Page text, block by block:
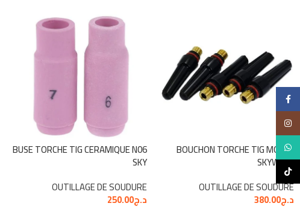
BOUCHON TORCHE TIG MOYEN
SKYWELD
OUTILLAGE DE SOUDURE
د.ج380.00
BUSE TORCHE TIG CERAMIQUE N06
SKY
OUTILLAGE DE SOUDURE
د.ج250.00
Facebook
WhatsApp